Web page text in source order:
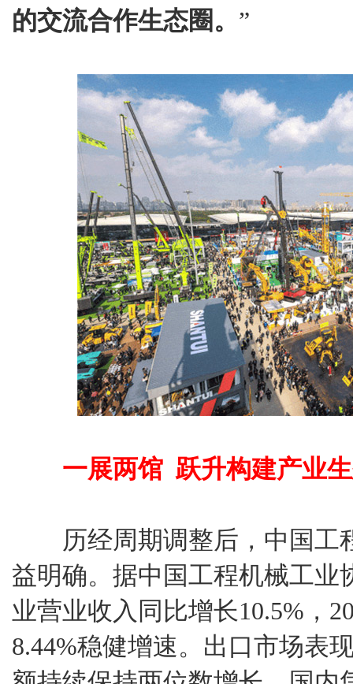
的交流合作生态圈。 ”
一展两馆 跃升构建产业
历经周期调整后，中国工
益明确。据中国工程机械工业
业营业收入同比增长10.5%，
8.44%稳健增速。出口市场表